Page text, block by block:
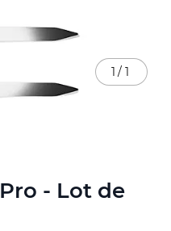
- Lot de
1 / 1